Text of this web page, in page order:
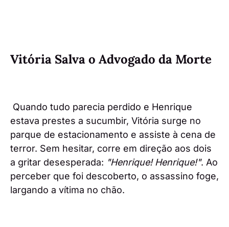
Vitória Salva o Advogado da Morte
Quando tudo parecia perdido e Henrique
estava prestes a sucumbir, Vitória surge no
parque de estacionamento e assiste à cena de
terror. Sem hesitar, corre em direção aos dois
a gritar desesperada: "Henrique! Henrique!". Ao
perceber que foi descoberto, o assassino foge,
largando a vítima no chão.